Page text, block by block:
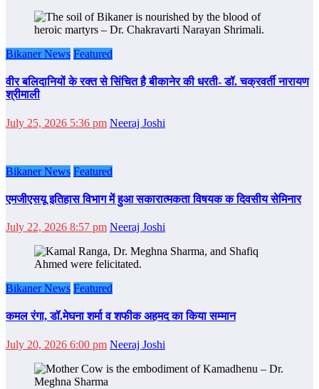
Bikaner News Featured
वीर बलिदानियों के रक्त से सिंचित है बीकानेर की धरती- डॉ. चक्रवर्ती नारायण
श्रीमाली
July 25, 2026 5:36 pm Neeraj Joshi
Bikaner News Featured
एमजीएसयू इतिहास विभाग में हुआ सकारात्मकता विषयक क दिवसीय सेमिनार
July 22, 2026 8:57 pm Neeraj Joshi
Bikaner News Featured
कमल रंगा, डॉ.मेघना शर्मा व शफीक अहमद का किया सम्‍मान
July 20, 2026 6:00 pm Neeraj Joshi